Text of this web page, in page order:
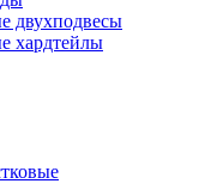
двухподвесы
хардтейлы